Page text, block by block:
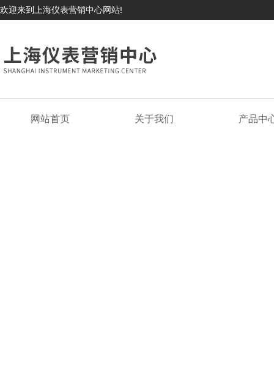
欢迎来到上海仪表营销中心网站!
网站首页 关于我们 产品中